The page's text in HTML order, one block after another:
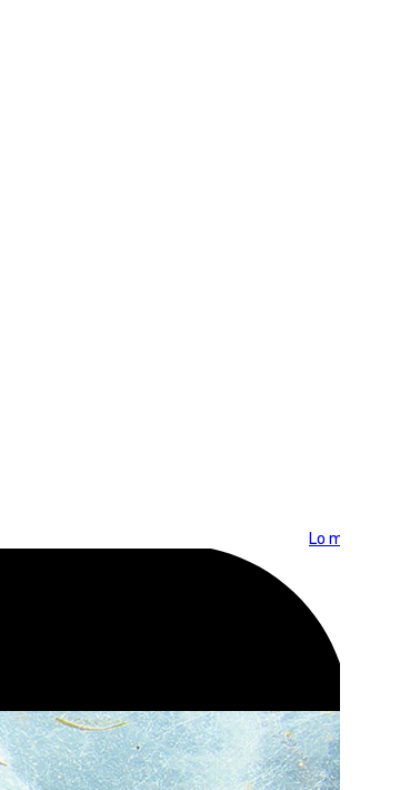
Lo más visto >